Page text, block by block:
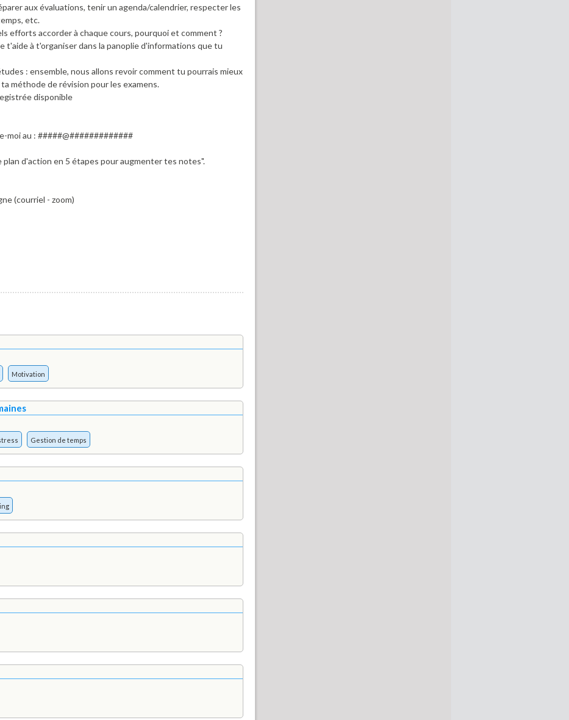
aux évaluations, tenir un agenda/calendrier, respecter les
etc.
efforts accorder à chaque cours, pourquoi et comment ?
t'aide à t'organiser dans la panoplie d'informations que tu
: ensemble, nous allons revoir comment tu pourrais mieux
méthode de révision pour les examens.
disponible
moi au : #####@#############
plan d'action en 5 étapes pour augmenter tes notes".
(courriel - zoom)
Motivation
Gestion de temps